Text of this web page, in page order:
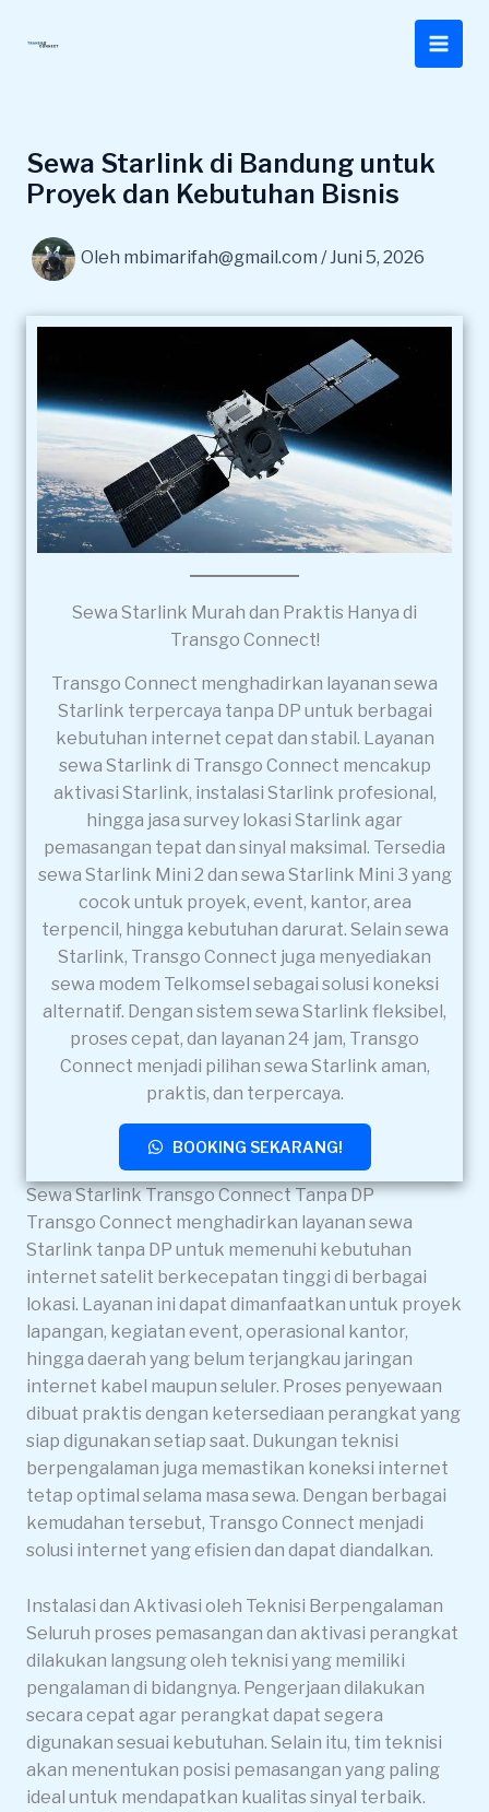
Sewa Starlink di Bandung untuk
Proyek dan Kebutuhan Bisnis
Oleh mbimarifah@gmail.com /Juni 5, 2026
Sewa Starlink Murah dan Praktis Hanya di
Transgo Connect!
Transgo Connect menghadirkan layanan sewa
Starlink terpercaya tanpa DP untuk berbagai
kebutuhan internet cepat dan stabil. Layanan
sewa Starlink di Transgo Connect mencakup
aktivasi Starlink, instalasi Starlink profesional,
hingga jasa survey lokasi Starlink agar
pemasangan tepat dan sinyal maksimal. Tersedia
sewa Starlink Mini 2 dan sewa Starlink Mini 3 yang
cocok untuk proyek, event, kantor, area
terpencil, hingga kebutuhan darurat. Selain sewa
Starlink, Transgo Connect juga menyediakan
sewa modem Telkomsel sebagai solusi koneksi
alternatif. Dengan sistem sewa Starlink fleksibel,
proses cepat, dan layanan 24 jam, Transgo
Connect menjadi pilihan sewa Starlink aman,
praktis, dan terpercaya.
BOOKING SEKARANG!
Sewa Starlink Transgo Connect Tanpa DP
Transgo Connect menghadirkan layanan sewa
Starlink tanpa DP untuk memenuhi kebutuhan
internet satelit berkecepatan tinggi di berbagai
lokasi. Layanan ini dapat dimanfaatkan untuk proyek
lapangan, kegiatan event, operasional kantor,
hingga daerah yang belum terjangkau jaringan
internet kabel maupun seluler. Proses penyewaan
dibuat praktis dengan ketersediaan perangkat yang
siap digunakan setiap saat. Dukungan teknisi
berpengalaman juga memastikan koneksi internet
tetap optimal selama masa sewa. Dengan berbagai
kemudahan tersebut, Transgo Connect menjadi
solusi internet yang efisien dan dapat diandalkan.
Instalasi dan Aktivasi oleh Teknisi Berpengalaman
Seluruh proses pemasangan dan aktivasi perangkat
dilakukan langsung oleh teknisi yang memiliki
pengalaman di bidangnya. Pengerjaan dilakukan
secara cepat agar perangkat dapat segera
digunakan sesuai kebutuhan. Selain itu, tim teknisi
akan menentukan posisi pemasangan yang paling
ideal untuk mendapatkan kualitas sinyal terbaik.